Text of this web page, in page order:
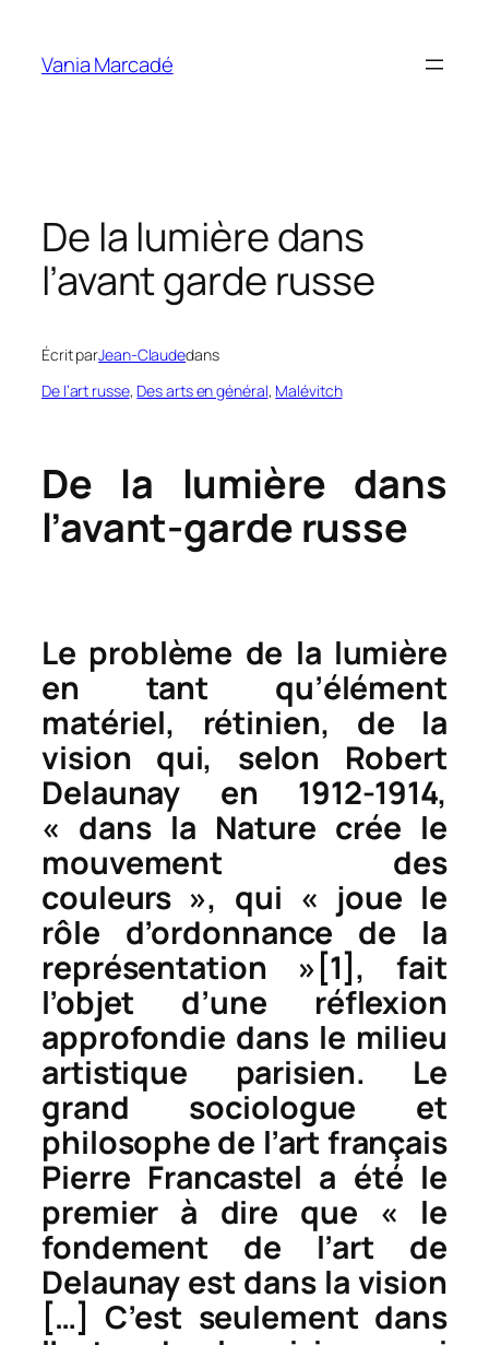
contenu
Vania Marcadé
De la lumière dans
l’avant garde russe
Écrit parJean-Claudedans
De l’art russe, Des arts en général, Malévitch
De la lumière dans
l’avant-garde russe
Le problème de la lumière
en tant qu’élément
matériel, rétinien, de la
vision qui, selon Robert
Delaunay en 1912-1914,
« dans la Nature crée le
mouvement des
couleurs », qui « joue le
rôle d’ordonnance de la
représentation » [1] , fait
l’objet d’une réflexion
approfondie dans le milieu
artistique parisien. Le
grand sociologue et
philosophe de l’art français
Pierre Francastel a été le
premier à dire que « le
fondement de l’art de
Delaunay est dans la vision
[…] C’est seulement dans